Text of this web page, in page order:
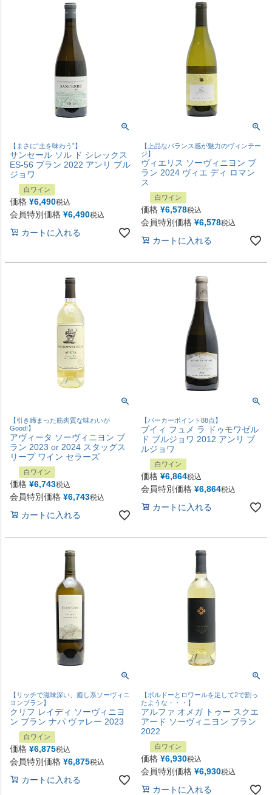
【まさに“土を味わう”】
サンセール ソル ド シレックス
ES-56 ブラン 2022 アンリ ブル
ジョワ
白ワイン
価格 ¥6,490税込
会員特別価格 ¥6,490税込
カートに入れる
【上品なバランス感が魅力のヴィンテー
ジ】
ヴィエリス ソーヴィニヨン ブ
ラン 2024 ヴィエ ディ ロマン
ス
白ワイン
価格 ¥6,578税込
会員特別価格 ¥6,578税込
カートに入れる
【引き締まった筋肉質な味わいが
Good!】
アヴィータ ソーヴィニヨン ブ
ラン 2023 or 2024 スタッグス
リープ ワイン セラーズ
白ワイン
価格 ¥6,743税込
会員特別価格 ¥6,743税込
カートに入れる
【パーカーポイント88点】
プイィ フュメ ラ ドゥモワゼル
ド ブルジョワ 2012 アンリ ブ
ルジョワ
白ワイン
価格 ¥6,864税込
会員特別価格 ¥6,864税込
カートに入れる
【リッチで滋味深い、癒し系ソーヴィニ
ヨンブラン】
クリフ レイディ ソーヴィニヨ
ン ブラン ナパ ヴァレー 2023
白ワイン
価格 ¥6,875税込
会員特別価格 ¥6,875税込
カートに入れる
【ボルドーとロワールを足して2で割っ
たような・・・】
アルファ オメガ トゥー スクエ
アード ソーヴィニヨン ブラン
2022
白ワイン
価格 ¥6,930税込
会員特別価格 ¥6,930税込
カートに入れる